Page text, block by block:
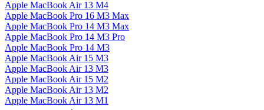
Apple MacBook Air 13 M4
Apple MacBook Pro 16 M3 Max
Apple MacBook Pro 14 M3 Max
Apple MacBook Pro 14 M3 Pro
Apple MacBook Pro 14 M3
Apple MacBook Air 15 M3
Apple MacBook Air 13 M3
Apple MacBook Air 15 M2
Apple MacBook Air 13 M2
Apple MacBook Air 13 M1